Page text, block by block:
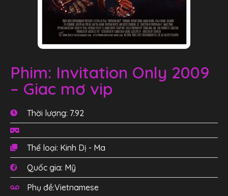
Phim: Invitation Only 2009
– Giac mơ vip
Thời lượng: 7.92
Thể loại: Kinh Dị - Ma
Quốc gia: Mỹ
Phụ đề:Vietnamese